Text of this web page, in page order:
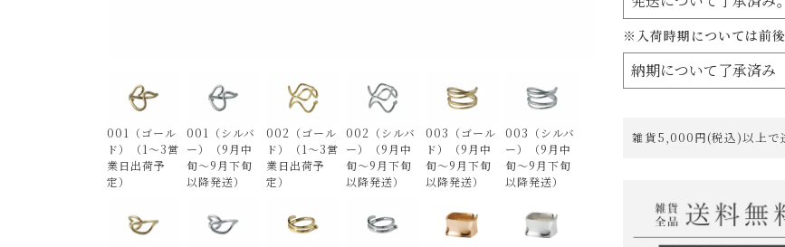
001（ゴール
ド）（1～3営
業日出荷予
定）
001（シルバ
ー）（9月中
旬～9月下旬
以降発送）
002（ゴール
ド）（1～3営
業日出荷予
定）
002（シルバ
ー）（9月中
旬～9月下旬
以降発送）
003（ゴール
ド）（9月中
旬～9月下旬
以降発送）
003（シルバ
ー）（9月中
旬～9月下旬
以降発送）
※入荷時期については前後
雑貨5,000円(税込)以上で